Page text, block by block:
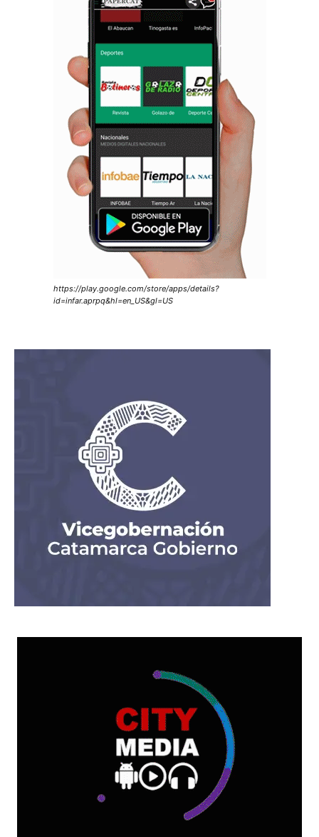
https://play.google.com/store/apps/details?
id=infar.aprpq&hl=en_US&gl=US